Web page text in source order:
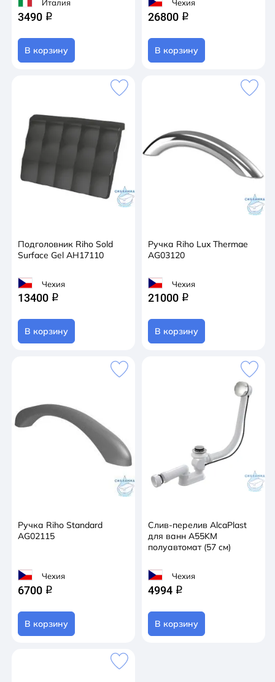
Италия
3490 q
В корзину
Чехия
26800 q
В корзину
Подголовник Riho Sold
Surface Gel AH17110
Чехия
13400 q
В корзину
Ручка Riho Lux Thermae
AG03120
Чехия
21000 q
В корзину
Ручка Riho Standard
AG02115
Чехия
6700 q
В корзину
Слив-перелив AlcaPlast
для ванн A55KM
полуавтомат (57 см)
Чехия
4994 q
В корзину